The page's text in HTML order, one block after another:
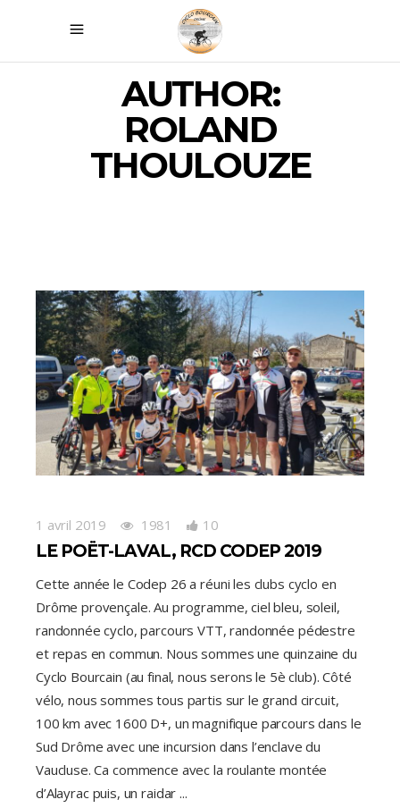
AUTHOR:
ROLAND
THOULOUZE
1 avril 2019 1981 10
LE POËT-LAVAL, RCD CODEP 2019
Cette année le Codep 26 a réuni les clubs cyclo en
Drôme provençale. Au programme, ciel bleu, soleil,
randonnée cyclo, parcours VTT, randonnée pédestre
et repas en commun. Nous sommes une quinzaine du
Cyclo Bourcain (au final, nous serons le 5è club). Côté
vélo, nous sommes tous partis sur le grand circuit,
100 km avec 1600 D+, un magnifique parcours dans le
Sud Drôme avec une incursion dans l’enclave du
Vaucluse. Ca commence avec la roulante montée
d’Alayrac puis, un raidar